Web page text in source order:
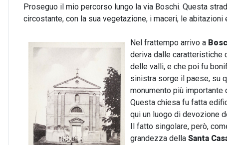
Proseguo il mio percorso lungo la via Boschi. Questa
circostante, con la sua vegetazione, i maceri, le
Nel frattempo arrivo a
deriva dalle caratteristiche
delle valli, e che poi fu
sinistra sorge il paese, su
monumento più
Questa chiesa fu fatta
qui un luogo di devozione
Il fatto singolare, però,
grandezza della Santa